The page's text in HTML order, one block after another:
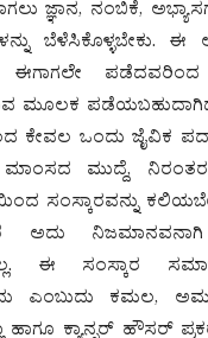
ಜ್ಞಾನ, ನಂಬಿಕೆ,
ಬೆಳೆಸಿಕೊಳ್ಳಬೇಕು. ಈ
ಈಗಾಗಲೇ
ಮೂಲಕ
ಕೇವಲ ಒಂದು ಜೈವಿಕ
ಮುದ್ದೆ,
ಸಂಸ್ಕಾರವನ್ನು
ಅದು ನಿಜಮಾನವನಾಗಿ
ಈ ಸಂಸ್ಕಾರ
ಎಂಬುದು ಕಮಲ,